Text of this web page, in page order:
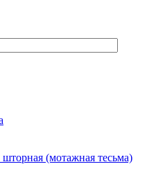
(мотажная тесьма)